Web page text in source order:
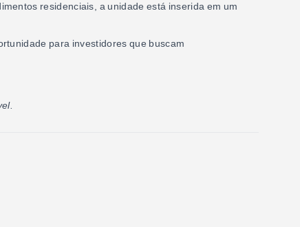
residenciais, a unidade está inserida em um
para investidores que buscam